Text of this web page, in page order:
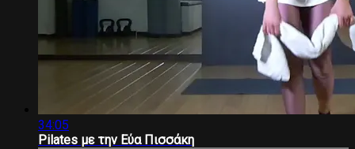
34:05
Pilates με την Εύα Πισσάκη